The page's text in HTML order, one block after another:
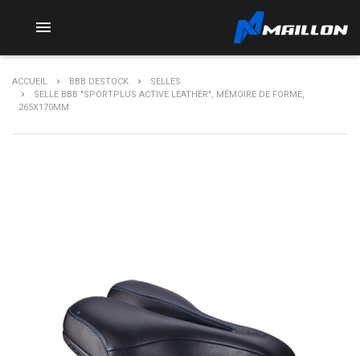

ACCUEIL BBB DESTOCK
SELLES
SELLE BBB "SPORTPLUS ACTIVE LEATHER", MÉMOIRE DE FORME,
265X170MM